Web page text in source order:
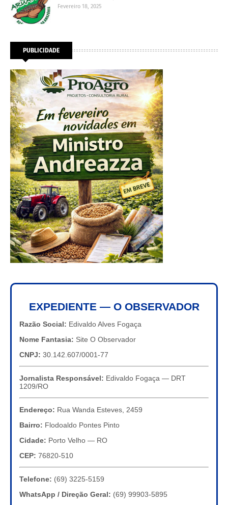
Fevereiro 18, 2025
PUBLICIDADE
EXPEDIENTE — O OBSERVADOR
Razão Social: Edivaldo Alves Fogaça
Nome Fantasia: Site O Observador
CNPJ: 30.142.607/0001-77
Jornalista Responsável: Edivaldo Fogaça — DRT
1209/RO
Endereço: Rua Wanda Esteves, 2459
Bairro: Flodoaldo Pontes Pinto
Cidade: Porto Velho — RO
CEP: 76820-510
Telefone: (69) 3225-5159
WhatsApp / Direção Geral: (69) 99903-5895